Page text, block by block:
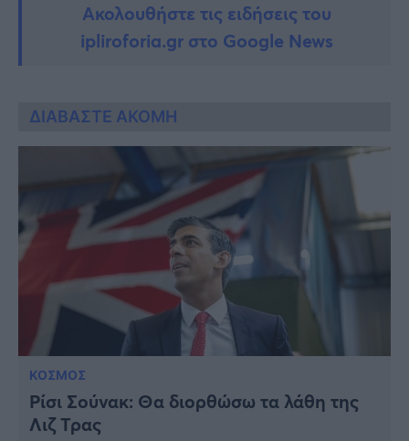
Ακολουθήστε τις ειδήσεις του
ipliroforia.gr στο Google News
ΔΙΑΒΑΣΤΕ ΑΚΟΜΗ
ΚΟΣΜΟΣ
Ρίσι Σούνακ: Θα διορθώσω τα λάθη της
Λιζ Τρας